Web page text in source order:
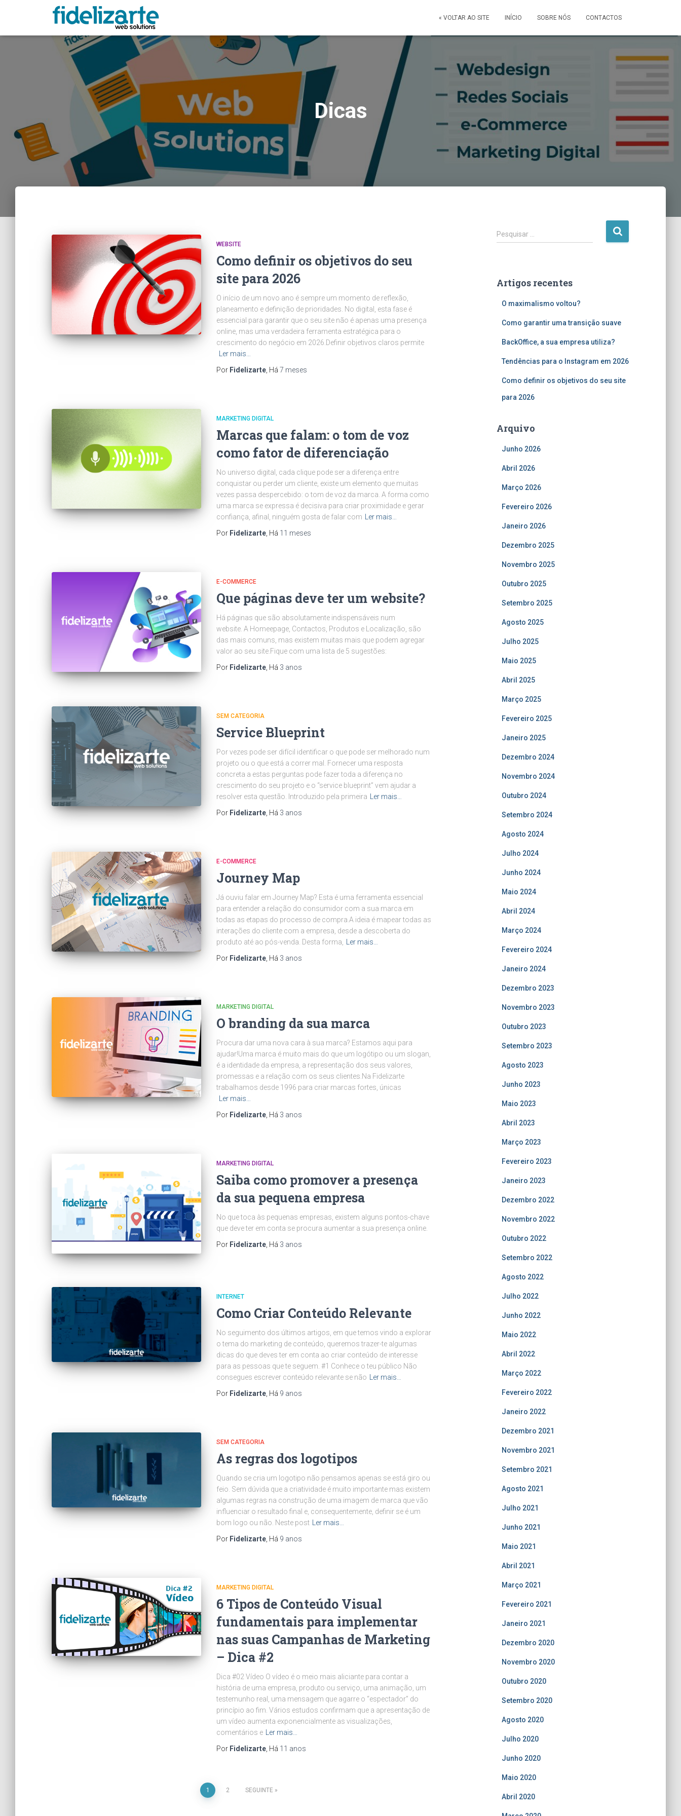
« VOLTAR AO SITE INÍCIO SOBRE NÓS CONTACTOS
Dicas
WEBSITE
Como definir os objetivos do seu
site para 2026
O início de um novo ano é sempre um momento de reflexão,
planeamento e definição de prioridades. No digital, esta fase é
essencial para garantir que o seu site não é apenas uma presença
online, mas uma verdadeira ferramenta estratégica para o
crescimento do negócio em 2026.Definir objetivos claros permite
Ler mais…
Por Fidelizarte , Há 7 meses
MARKETING DIGITAL
Marcas que falam: o tom de voz
como fator de diferenciação
No universo digital, cada clique pode ser a diferença entre
conquistar ou perder um cliente, existe um elemento que muitas
vezes passa despercebido: o tom de voz da marca. A forma como
uma marca se expressa é decisiva para criar proximidade e gerar
confiança, afinal, ninguém gosta de falar com
Ler mais…
Por Fidelizarte , Há 11 meses
E-COMMERCE
Que páginas deve ter um website?
Há páginas que são absolutamente indispensáveis num
website. A Homeepage, Contactos, Produtos e Localização, são
das mais comuns, mas existem muitas mais que podem agregar
valor ao seu site.Fique com uma lista de 5 sugestões:
Por Fidelizarte , Há 3 anos
SEM CATEGORIA
Service Blueprint
Por vezes pode ser difícil identificar o que pode ser melhorado num
projeto ou o que está a correr mal. Fornecer uma resposta
concreta a estas perguntas pode fazer toda a diferença no
crescimento do seu projeto e o “service blueprint” vem ajudar a
resolver esta questão. Introduzido pela primeira
Ler mais…
Por Fidelizarte , Há 3 anos
E-COMMERCE
Journey Map
Já ouviu falar em Journey Map? Esta é uma ferramenta essencial
para entender a relação do consumidor com a sua marca em
todas as etapas do processo de compra.A ideia é mapear todas as
interações do cliente com a empresa, desde a descoberta do
produto até ao pós-venda. Desta forma,
Ler mais…
Por Fidelizarte , Há 3 anos
MARKETING DIGITAL
O branding da sua marca
Procura dar uma nova cara à sua marca? Estamos aqui para
ajudar!Uma marca é muito mais do que um logótipo ou um slogan,
é a identidade da empresa, a representação dos seus valores,
promessas e a relação com os seus clientes.Na Fidelizarte
trabalhamos desde 1996 para criar marcas fortes, únicas
Ler mais…
Por Fidelizarte , Há 3 anos
MARKETING DIGITAL
Saiba como promover a presença
da sua pequena empresa
No que toca às pequenas empresas, existem alguns pontos-chave
que deve ter em conta se procura aumentar a sua presença online.
Por Fidelizarte , Há 3 anos
INTERNET
Como Criar Conteúdo Relevante
No seguimento dos últimos artigos, em que temos vindo a explorar
o tema do marketing de conteúdo, queremos trazer-te algumas
dicas do que deves ter em conta ao criar conteúdo de interesse
para as pessoas que te seguem. #1 Conhece o teu público Não
consegues escrever conteúdo relevante se não
Ler mais…
Por Fidelizarte , Há 9 anos
SEM CATEGORIA
As regras dos logotipos
Quando se cria um logotipo não pensamos apenas se está giro ou
feio. Sem dúvida que a criatividade é muito importante mas existem
algumas regras na construção de uma imagem de marca que vão
influenciar o resultado final e, consequentemente, definir se é um
bom logo ou não. Neste post
Ler mais…
Por Fidelizarte , Há 9 anos
MARKETING DIGITAL
6 Tipos de Conteúdo Visual
fundamentais para implementar
nas suas Campanhas de Marketing
– Dica #2
Dica #02 Vídeo O vídeo é o meio mais aliciante para contar a
história de uma empresa, produto ou serviço, uma animação, um
testemunho real, uma mensagem que agarre o “espectador” do
princípio ao fim. Vários estudos confirmam que a apresentação de
um vídeo aumenta exponencialmente as visualizações,
comentários e
Ler mais…
Por Fidelizarte , Há 11 anos
1 2 SEGUINTE
P
e
i
Pesquisar …
Artigos recentes
O maximalismo voltou?
Como garantir uma transição suave
BackOffice, a sua empresa utiliza?
Tendências para o Instagram em 2026
Como definir os objetivos do seu site
para 2026
Arquivo
Junho 2026
Abril 2026
Março 2026
Fevereiro 2026
Janeiro 2026
Dezembro 2025
Novembro 2025
Outubro 2025
Setembro 2025
Agosto 2025
Julho 2025
Maio 2025
Abril 2025
Março 2025
Fevereiro 2025
Janeiro 2025
Dezembro 2024
Novembro 2024
Outubro 2024
Setembro 2024
Agosto 2024
Julho 2024
Junho 2024
Maio 2024
Abril 2024
Março 2024
Fevereiro 2024
Janeiro 2024
Dezembro 2023
Novembro 2023
Outubro 2023
Setembro 2023
Agosto 2023
Junho 2023
Maio 2023
Abril 2023
Março 2023
Fevereiro 2023
Janeiro 2023
Dezembro 2022
Novembro 2022
Outubro 2022
Setembro 2022
Agosto 2022
Julho 2022
Junho 2022
Maio 2022
Abril 2022
Março 2022
Fevereiro 2022
Janeiro 2022
Dezembro 2021
Novembro 2021
Setembro 2021
Agosto 2021
Julho 2021
Junho 2021
Maio 2021
Abril 2021
Março 2021
Fevereiro 2021
Janeiro 2021
Dezembro 2020
Novembro 2020
Outubro 2020
Setembro 2020
Agosto 2020
Julho 2020
Junho 2020
Maio 2020
Abril 2020